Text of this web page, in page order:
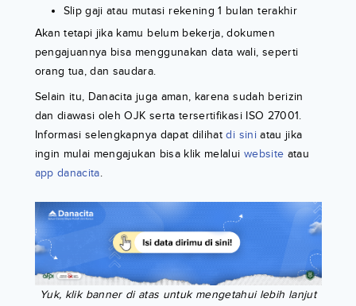
Slip gaji atau mutasi rekening 1 bulan terakhir
Akan tetapi jika kamu belum bekerja, dokumen
pengajuannya bisa menggunakan data wali, seperti
orang tua, dan saudara.
Selain itu, Danacita juga aman, karena sudah berizin
dan diawasi oleh OJK serta tersertifikasi ISO 27001.
Informasi selengkapnya dapat dilihat di siniatau jika
ingin mulai mengajukan bisa klik melalui website atau
app danacita.
Yuk, klik banner di atas untuk mengetahui lebih lanjut